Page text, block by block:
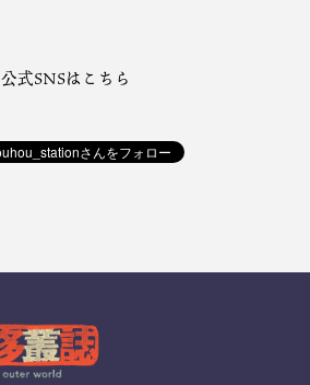
公式SNSはこちら